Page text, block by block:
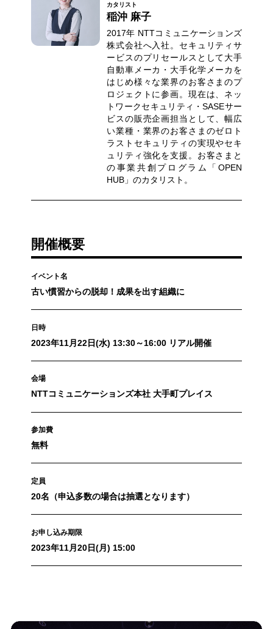
カタリスト
稲沖 麻子
2017年 NTTコミュニケーションズ
株式会社へ入社。セキュリティサ
ービスのプリセールスとして大手
自動車メーカ・大手化学メーカを
はじめ様々な業界のお客さまのプ
ロジェクトに参画。現在は、ネッ
トワークセキュリティ・SASEサー
ビスの販売企画担当として、幅広
い業種・業界のお客さまのゼロト
ラストセキュリティの実現やセキ
ュリティ強化を支援。お客さまと
の事業共創プログラム「OPEN
HUB」のカタリスト。
開催概要
イベント名
古い慣習からの脱却！成果を出す組織に
日時
2023年11月22日(水) 13:30～16:00 リアル開催
会場
NTTコミュニケーションズ本社 大手町プレイス
参加費
無料
定員
20名（申込多数の場合は抽選となります）
お申し込み期限
2023年11月20日(月) 15:00